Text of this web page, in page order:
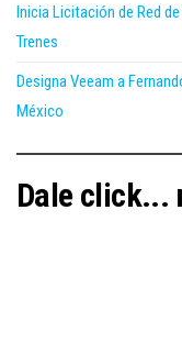
Inicia Licitación de Red
Trenes
Designa Veeam a
México
Dale click...